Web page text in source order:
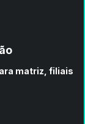
matriz, filiais